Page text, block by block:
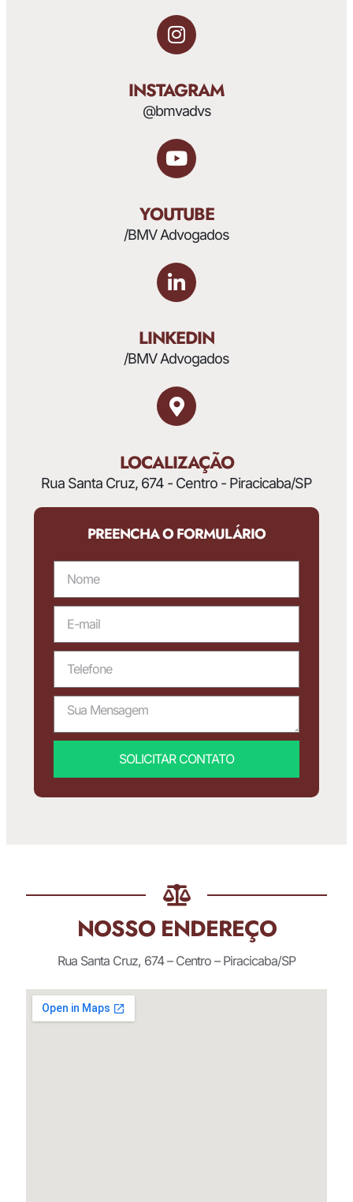
INSTAGRAM
@bmvadvs
YOUTUBE
/BMV Advogados
LINKEDIN
/BMV Advogados
LOCALIZAÇÃO
Rua Santa Cruz, 674 - Centro - Piracicaba/SP
PREENCHA O FORMULÁRIO
SOLICITAR CONTATO
NOSSO ENDEREÇO
Rua Santa Cruz, 674 – Centro – Piracicaba/SP